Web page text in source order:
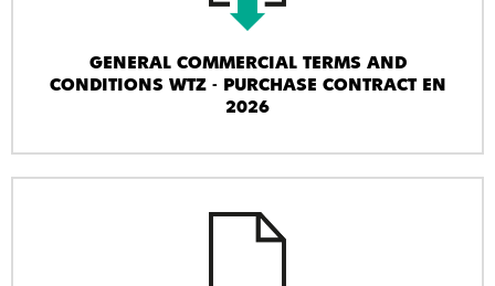
GENERAL COMMERCIAL TERMS AND
CONDITIONS WTZ - PURCHASE CONTRACT EN
2026